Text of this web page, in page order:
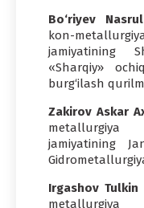
Bo‘riyev
kon-
jamiyatining
«Sharqiy»
burg‘ilash
Zakirov Askar
metallurgiya
jamiyatining
Irgashov Tulkin
metallurgiya